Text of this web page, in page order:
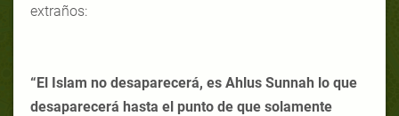
extraños:
“El Islam no desaparecerá, es Ahlus Sunnah lo que
desaparecerá hasta el punto de que solamente